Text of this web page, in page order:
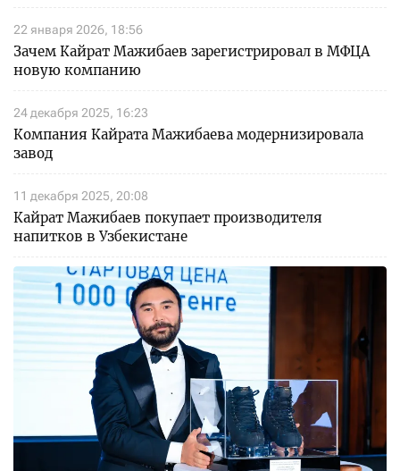
22 января 2026, 18:56
Зачем Кайрат Мажибаев зарегистрировал в МФЦА
новую компанию
24 декабря 2025, 16:23
Компания Кайрата Мажибаева модернизировала
завод
11 декабря 2025, 20:08
Кайрат Мажибаев покупает производителя
напитков в Узбекистане